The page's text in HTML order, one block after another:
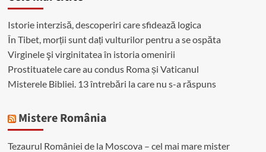
Istorie interzisă, descoperiri care sfidează logica
În Tibet, morții sunt dați vulturilor pentru a se ospăta
Virginele şi virginitatea în istoria omenirii
Prostituatele care au condus Roma și Vaticanul
Misterele Bibliei. 13 întrebări la care nu s-a răspuns
Mistere România
Tezaurul României de la Moscova – cel mai mare mister